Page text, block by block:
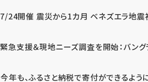
7/24開催 震災から1カ月 ベネズエラ地
緊急支援＆現地ニーズ調査を開始：バン
今年も、ふるさと納税で寄付ができるよう